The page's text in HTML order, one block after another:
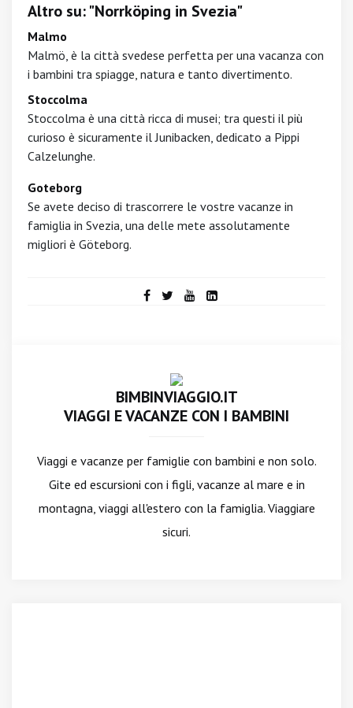
Altro su: "Norrköping in Svezia"
Malmo
Malmö, è la città svedese perfetta per una vacanza con
i bambini tra spiagge, natura e tanto divertimento.
Stoccolma
Stoccolma è una città ricca di musei; tra questi il più
curioso è sicuramente il Junibacken, dedicato a Pippi
Calzelunghe.
Goteborg
Se avete deciso di trascorrere le vostre vacanze in
famiglia in Svezia, una delle mete assolutamente
migliori è Göteborg.
BIMBINVIAGGIO.IT
VIAGGI E VACANZE CON I BAMBINI
Viaggi e vacanze per famiglie con bambini e non solo.
Gite ed escursioni con i figli, vacanze al mare e in
montagna, viaggi all'estero con la famiglia. Viaggiare
sicuri.